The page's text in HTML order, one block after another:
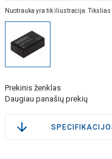
Nuotrauka yra tik iliustracija.
Prekinis ženklas
Daugiau panašių prekių